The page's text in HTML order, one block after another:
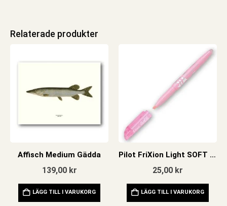
Relaterade produkter
Affisch Medium Gädda
139,00 kr
LÄGG TILL I VARUKORG
Pilot FriXion Light SOFT Rosa Raderbar
25,00 kr
LÄGG TILL I VARUKORG